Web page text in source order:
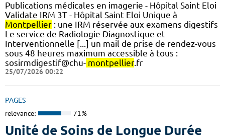
Publications médicales en imagerie - Hôpital Saint Eloi
Validate IRM 3T - Hôpital Saint Eloi Unique à
Montpellier : une IRM réservée aux examens digestifs
Le service de Radiologie Diagnostique et
Interventionnelle [...] un mail de prise de rendez-vous
sous 48 heures maximum accessible à tous :
sosirmdigestif@chu- montpellier.fr
25/07/2026 00:22
PAGES
relevance: 71%
Unité de Soins de Longue Durée